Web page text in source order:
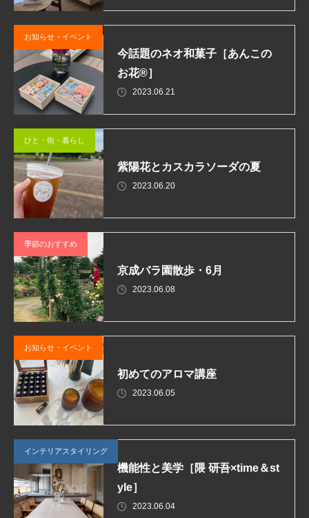
お知らせ・イベント
今話題のネオ和菓子［あんこの
お花®］
2023.06.21
ひと・街・暮らし
紫陽花とカスカラソーダの夏
2023.06.20
季節のおすすめ
京成バラ園散歩・6月
2023.06.08
お知らせ・イベント
初めてのアロマ講座
2023.06.05
インテリアスタイリング
機能性と美学［隈 研吾×time＆st
yle］
2023.06.04